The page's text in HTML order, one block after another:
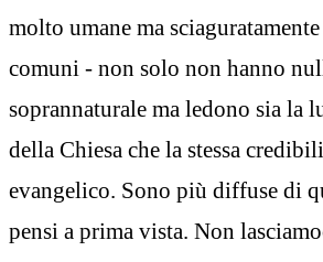
molto umane ma
comuni - non solo non hanno
soprannaturale ma ledono sia la
della Chiesa che la stessa
evangelico. Sono più diffuse di
pensi a prima vista. Non